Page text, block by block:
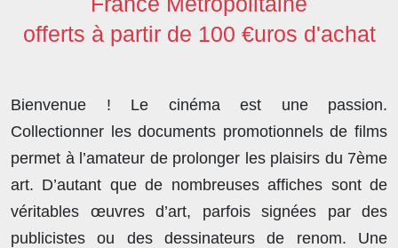
offerts à partir de 100 €uros d'achat
Bienvenue ! Le cinéma est une passion.
Collectionner les documents promotionnels de films
permet à l’amateur de prolonger les plaisirs du 7ème
art. D’autant que de nombreuses affiches sont de
véritables œuvres d’art, parfois signées par des
publicistes ou des dessinateurs de renom. Une